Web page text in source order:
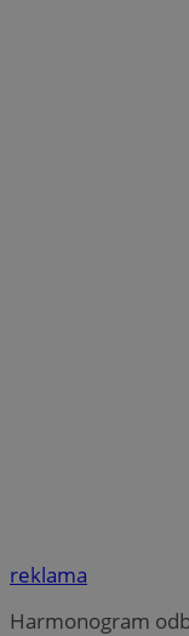
reklama
Harmonogram